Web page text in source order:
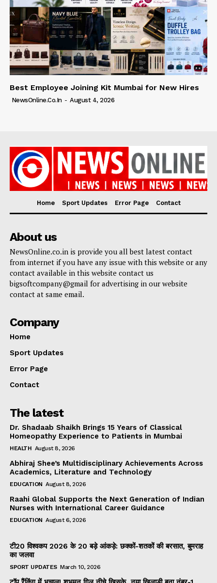
Best Employee Joining Kit Mumbai for New Hires
NewsOnline.co.in - August 4, 2026
Home Sport Updates Error Page Contact
About us
NewsOnline.co.in is provide you all best latest contact
from internet if you have any issue with this website or any
contact available in this website contact us
bigsoftcompany@gmail for advertising in our website
contact at same email.
Company
Home
Sport Updates
Error Page
Contact
The latest
Dr. Shadaab Shaikh Brings 15 Years of Classical
Homeopathy Experience to Patients in Mumbai
HEALTH August 8, 2026
Abhiraj Shee’s Multidisciplinary Achievements Across
Academics, Literature and Technology
EDUCATION August 8, 2026
Raahi Global Supports the Next Generation of Indian
Nurses with International Career Guidance
EDUCATION August 6, 2026
टी20 विश्वकप 2026 के 20 बड़े आंकड़े: छक्कों-शतकों की बरसात, बुमराह
का जलवा
SPORT UPDATES March 10, 2026